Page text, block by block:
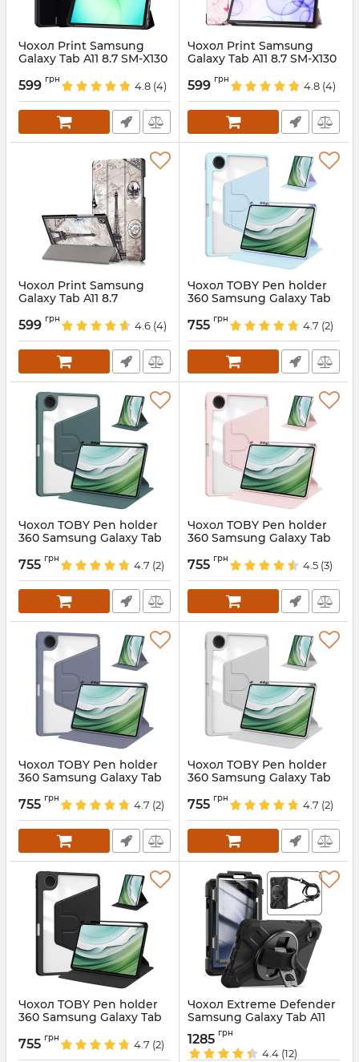
Чохол Print Samsung
Galaxy Tab A11 8.7 SM-X130
Tab
Артикул:688179
599 грн
4.8 (4)
Чохол Print Samsung
Galaxy Tab A11 8.7 SM-X130
Артикул: 688178
599 грн
4.8 (4)
Чохол Print Samsung
Galaxy Tab A11 8.7
Артикул: 688423
599 грн
4.6 (4)
Чохол TOBY Pen holder
360 Samsung Galaxy Tab
Артикул:688420
755 грн
4.7 (2)
Чохол TOBY Pen holder
360 Samsung Galaxy Tab
DarkGreen
Артикул:688419
755 грн
4.7 (2)
Чохол TOBY Pen holder
360 Samsung Galaxy Tab
Артикул:688418
755 грн
4.5 (3)
Чохол TOBY Pen holder
360 Samsung Galaxy Tab
Артикул:688417
755 грн
4.7 (2)
Чохол TOBY Pen holder
360 Samsung Galaxy Tab
Артикул:688416
755 грн
4.7 (2)
Чохол TOBY Pen holder
360 Samsung Galaxy Tab
Артикул:688415
755 грн
4.7 (2)
Чохол Extreme Defender
Samsung Galaxy Tab A11
8.7 X130 X135 Black
Артикул: 688362
1285 грн
4.4 (12)